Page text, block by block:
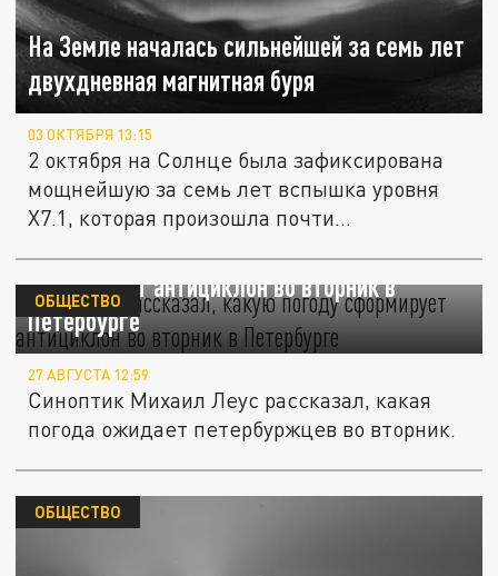
На Земле началась сильнейшей за семь лет
двухдневная магнитная буря
03 ОКТЯБРЯ 13:15
2 октября на Солнце была зафиксирована
мощнейшую за семь лет вспышка уровня
X7.1, которая произошла почти...
Синоптик рассказал, какую погоду
сформирует антициклон во вторник в
Петербурге
ОБЩЕСТВО
27 АВГУСТА 12:59
Синоптик Михаил Леус рассказал, какая
погода ожидает петербуржцев во вторник.
ОБЩЕСТВО